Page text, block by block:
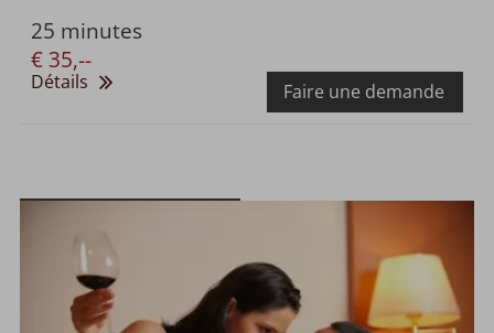
25 minutes
€ 35,--
Faire une demande
Détails